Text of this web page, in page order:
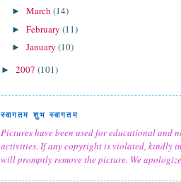
►March(14)
►February(11)
►January(10)
► 2007 (101)
स्वागतम शुभ स्वागतम
Pictures have been used for educational and
activities. If any copyright is violated, kindly
will promptly remove the picture. We